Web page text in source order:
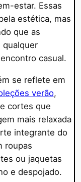
estar. Essas
estética, mas
que as
qualquer
casual.
se reflete em
verão,
cortes que
mais relaxada
integrante do
roupas
ou jaquetas
e despojado.